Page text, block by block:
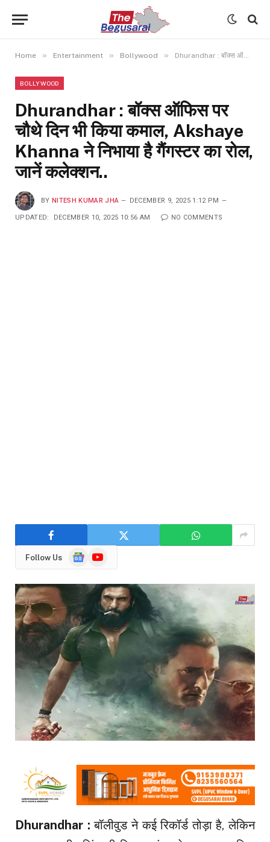
Home » Entertainment » Bollywood » Dhurandhar : बॉक्स ऑफिस पर चौथे दिन भी किया कमाल, Akshaye Khanna ने निभाया है गैंगस्टर का रोल, जानें कलेक्शन..
BOLLYWOOD
Dhurandhar : बॉक्स ऑफिस पर
चौथे दिन भी किया कमाल, Akshaye
Khanna ने निभाया है गैंगस्टर का रोल,
जानें कलेक्शन..
BY NITESH KUMAR JHA DECEMBER 9, 2025 1:12 PM
UPDATED: DECEMBER 10, 2025 10:56 AM NO COMMENTS
Follow Us
GoogleYouTube
Dhurandhar :बॉलीवुड ने कई रिकॉर्ड तोड़ा है, लेकिन